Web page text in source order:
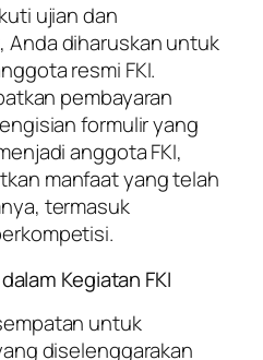
ujian dan
Anda diharuskan untuk
resmi FKI.
pembayaran
formulir yang
anggota FKI,
manfaat yang telah
termasuk
Kegiatan FKI
untuk
diselenggarakan